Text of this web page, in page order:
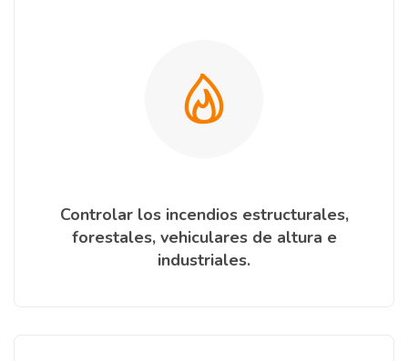
Controlar los incendios estructurales,
forestales, vehiculares de altura e
industriales.